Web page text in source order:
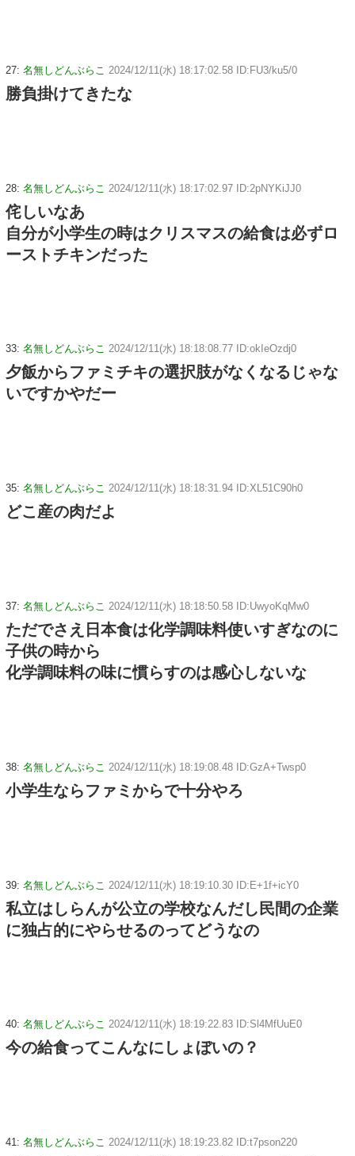
27: 名無しどんぶらこ 2024/12/11(水) 18:17:02.58 ID:FU3/ku5/0
勝負掛けてきたな
28: 名無しどんぶらこ 2024/12/11(水) 18:17:02.97 ID:2pNYKiJJ0
侘しいなあ
自分が小学生の時はクリスマスの給食は必ずロ
ーストチキンだった
33: 名無しどんぶらこ 2024/12/11(水) 18:18:08.77 ID:okIeOzdj0
夕飯からファミチキの選択肢がなくなるじゃな
いですかやだー
35: 名無しどんぶらこ 2024/12/11(水) 18:18:31.94 ID:XL51C90h0
どこ産の肉だよ
37: 名無しどんぶらこ 2024/12/11(水) 18:18:50.58 ID:UwyoKqMw0
ただでさえ日本食は化学調味料使いすぎなのに
子供の時から
化学調味料の味に慣らすのは感心しないな
38: 名無しどんぶらこ 2024/12/11(水) 18:19:08.48 ID:GzA+Twsp0
小学生ならファミからで十分やろ
39: 名無しどんぶらこ 2024/12/11(水) 18:19:10.30 ID:E+1f+icY0
私立はしらんが公立の学校なんだし民間の企業
に独占的にやらせるのってどうなの
40: 名無しどんぶらこ 2024/12/11(水) 18:19:22.83 ID:Sl4MfUuE0
今の給食ってこんなにしょぼいの？
41: 名無しどんぶらこ 2024/12/11(水) 18:19:23.82 ID:t7pson220